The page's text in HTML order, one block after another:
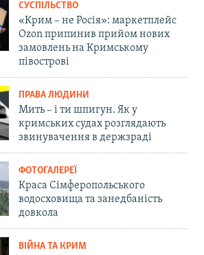
СУСПІЛЬСТВО
«Крим – не Росія»: маркетплейс
Ozon припинив прийом нових
замовлень на Кримському
півострові
ПРАВА ЛЮДИНИ
Мить – і ти шпигун. Як у
кримських судах розглядають
звинувачення в держзраді
ФОТОГАЛЕРЕЇ
Краса Сімферопольського
водосховища та занедбаність
довкола
ВІЙНА ТА КРИМ